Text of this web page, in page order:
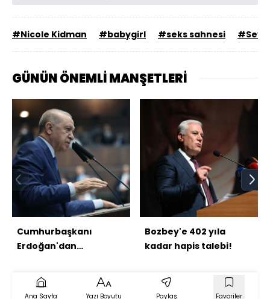
#Nicole Kidman #babygirl #seks sahnesi
GÜNÜN ÖNEMLİ MANŞETLERİ
Cumhurbaşkanı
Erdoğan'dan
Bozbey'e 402 yıla
kadar hapis talebi!
Ana Sayfa Yazı Boyutu Paylaş Favoriler